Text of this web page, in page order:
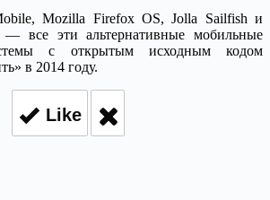
Mozilla Firefox OS, Jolla Sailfish и
— все эти альтернативные мобильные
с открытым исходным кодом
в 2014 году.
Like